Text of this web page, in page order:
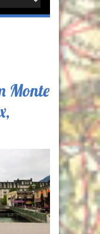
Monte